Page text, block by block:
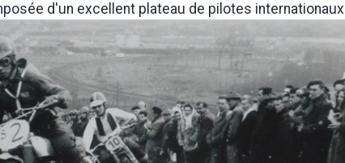
d'un excellent plateau de pilotes